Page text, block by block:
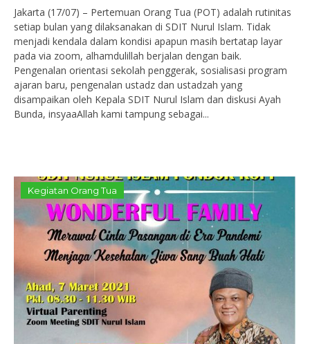
Jakarta (17/07) – Pertemuan Orang Tua (POT) adalah rutinitas
setiap bulan yang dilaksanakan di SDIT Nurul Islam. Tidak
menjadi kendala dalam kondisi apapun masih bertatap layar
pada via zoom, alhamdulillah berjalan dengan baik.
Pengenalan orientasi sekolah penggerak, sosialisasi program
ajaran baru, pengenalan ustadz dan ustadzah yang
disampaikan oleh Kepala SDIT Nurul Islam dan diskusi Ayah
Bunda, insyaaAllah kami tampung sebagai...
Kegiatan Orang Tua